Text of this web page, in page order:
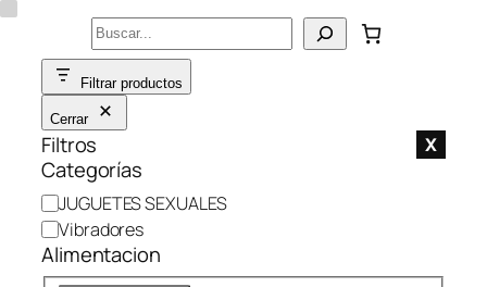
Saltar
contenido
Buscar
Filtrar productos
Cerrar
Filtros X
Categorías
C
a
t
e
JUGUETES SEXUALES
Vibradores
Alimentacion